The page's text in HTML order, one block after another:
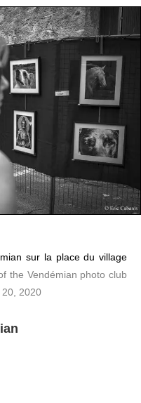
sur la place du village
the Vendémian photo club
2020